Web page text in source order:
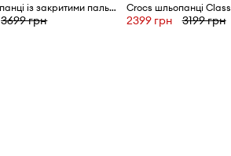
Crocs шльопанці із закритими пальцями InMotion Micro Geo Clog
3699 грн 2399 грн 3199 грн